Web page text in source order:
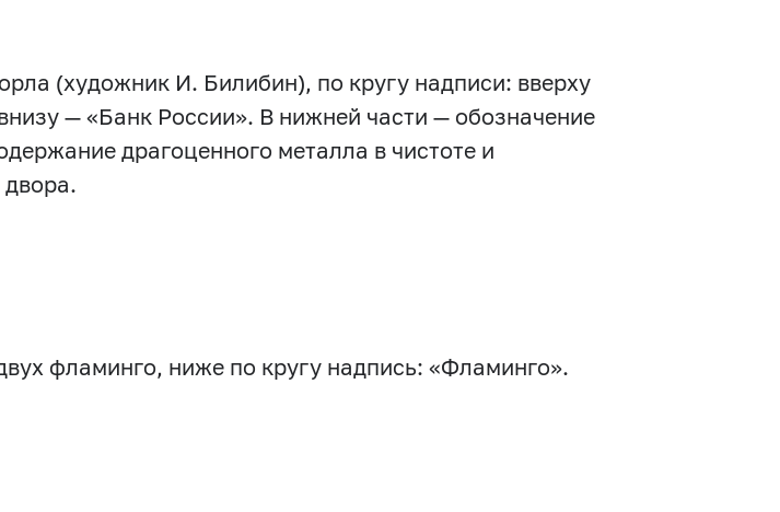
(художник И. Билибин), по кругу надписи: вверху
— «Банк России». В нижней части — обозначение
драгоценного металла в чистоте и
двора.
фламинго, ниже по кругу надпись: «Фламинго».